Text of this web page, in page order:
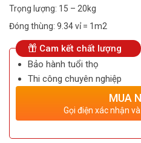
Trọng lượng: 15 – 20kg
Đóng thùng: 9.34 vỉ = 1m2
Cam kết chất lượng
Bảo hành tuổi thọ
Thi công chuyên nghiệp
MUA
Gọi điện xác nhận